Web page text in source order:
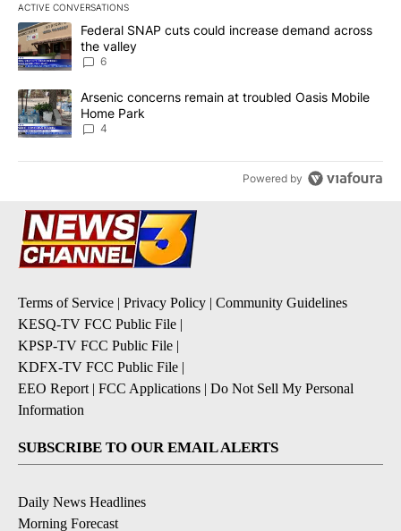
ACTIVE CONVERSATIONS
The following is a list of the most commented articles in the last
A trending article titled "Federal SNAP cuts could increase
Federal SNAP cuts could increase demand across
the valley
6
A trending article titled "Arsenic concerns remain at troubled
Arsenic concerns remain at troubled Oasis Mobile
Home Park
4
Powered by
Terms of Service | Privacy Policy | Community Guidelines
KESQ-TV FCC Public File |
KPSP-TV FCC Public File |
KDFX-TV FCC Public File |
EEO Report | FCC Applications | Do Not Sell My Personal
Information
SUBSCRIBE TO OUR EMAIL ALERTS
Daily News Headlines
Morning Forecast